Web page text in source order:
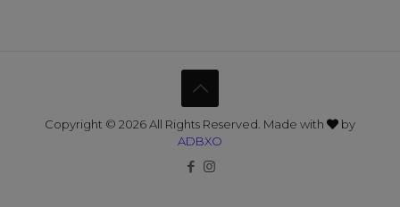
Copyright © 2026 All Rights Reserved. Made with
by
ADBXO